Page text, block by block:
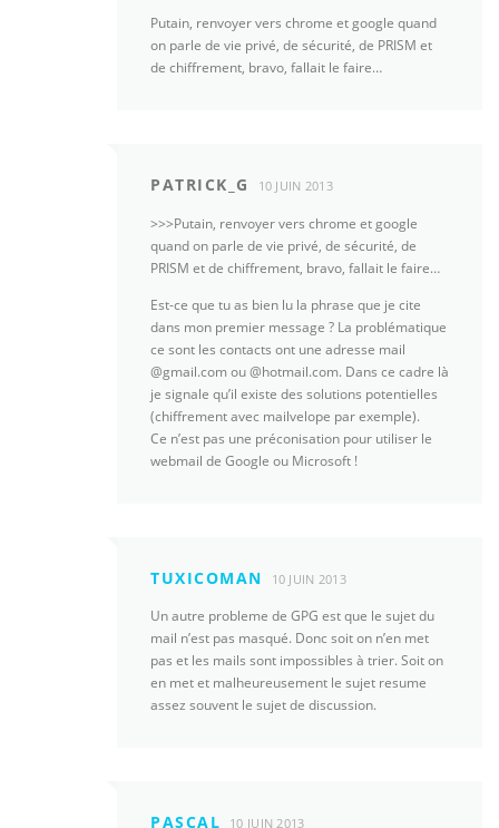
Putain, renvoyer vers chrome et google quand
on parle de vie privé, de sécurité, de PRISM et
de chiffrement, bravo, fallait le faire…
PATRICK_G 10 JUIN 2013
>>>Putain, renvoyer vers chrome et google
quand on parle de vie privé, de sécurité, de
PRISM et de chiffrement, bravo, fallait le faire…
Est-ce que tu as bien lu la phrase que je cite
dans mon premier message ? La problématique
ce sont les contacts ont une adresse mail
@gmail.com ou @hotmail.com. Dans ce cadre là
je signale qu’il existe des solutions potentielles
(chiffrement avec mailvelope par exemple).
Ce n’est pas une préconisation pour utiliser le
webmail de Google ou Microsoft !
TUXICOMAN 10 JUIN 2013
Un autre probleme de GPG est que le sujet du
mail n’est pas masqué. Donc soit on n’en met
pas et les mails sont impossibles à trier. Soit on
en met et malheureusement le sujet resume
assez souvent le sujet de discussion.
PASCAL 10 JUIN 2013